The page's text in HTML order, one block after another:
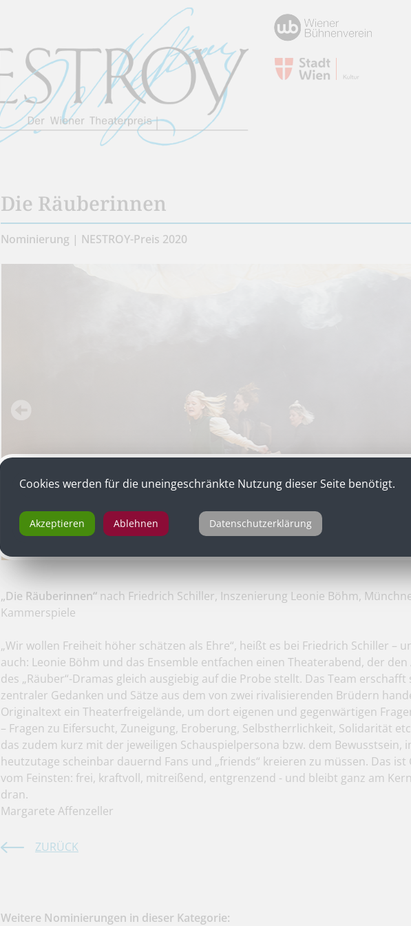
Die Räuberinnen
Nominierung | NESTROY-Preis 2020
„Die Räuberinnen“ nach Friedrich Schiller, Inszenierung Leonie Böhm,
Kammerspiele
„Wir wollen Freiheit höher schätzen als Ehre“, heißt es bei Friedrich Schiller –
auch: Leonie Böhm und das Ensemble entfachen einen Theaterabend, der
des „Räuber“-Dramas gleich ausgiebig auf die Probe stellt. Das Team
zentraler Gedanken und Sätze aus dem von zwei rivalisierenden Brüdern
Originaltext ein Theaterfreigelände, um dort eigenen und gegenwärtigen
– Fragen zu Eifersucht, Zuneigung, Eroberung, Selbstherrlichkeit, Solidarität
das zudem kurz mit der jeweiligen Schauspielpersona bzw. dem Bewusstsein,
heutzutage scheinbar dauernd Fans und „friends“ kreieren zu müssen. Das ist
vom Feinsten: frei, kraftvoll, mitreißend, entgrenzend - und bleibt ganz am
dran.
Margarete Affenzeller
ZURÜCK
Weitere Nominierungen in dieser Kategorie:
Cookies werden für die uneingeschränkte Nutzung dieser Seite benötigt.
Akzeptieren Ablehnen Datenschutzerklärung